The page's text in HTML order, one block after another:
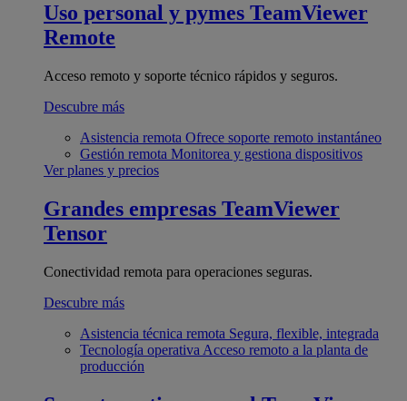
Uso personal y pymes TeamViewer
Remote
Acceso remoto y soporte técnico rápidos y seguros.
Descubre más
Asistencia remota Ofrece soporte remoto instantáneo
Gestión remota Monitorea y gestiona dispositivos
Ver planes y precios
Grandes empresas TeamViewer
Tensor
Conectividad remota para operaciones seguras.
Descubre más
Asistencia técnica remota Segura, flexible, integrada
Tecnología operativa Acceso remoto a la planta de
producción